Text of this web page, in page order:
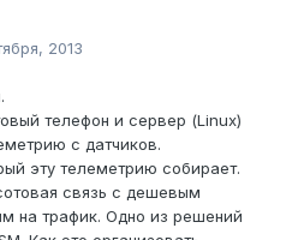
2013
телефон и сервер (Linux)
с датчиков.
эту телеметрию собирает.
связь с дешевым
на трафик. Одно из решений